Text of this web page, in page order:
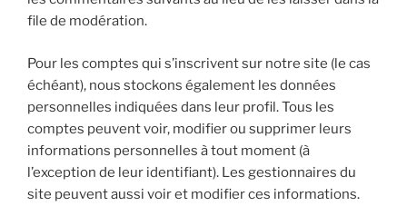
file de modération.
Pour les comptes qui s’inscrivent sur notre site (le cas
échéant), nous stockons également les données
personnelles indiquées dans leur profil. Tous les
comptes peuvent voir, modifier ou supprimer leurs
informations personnelles à tout moment (à
l’exception de leur identifiant). Les gestionnaires du
site peuvent aussi voir et modifier ces informations.